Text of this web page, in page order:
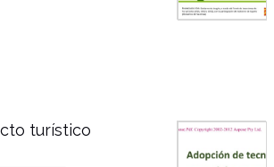
turístico